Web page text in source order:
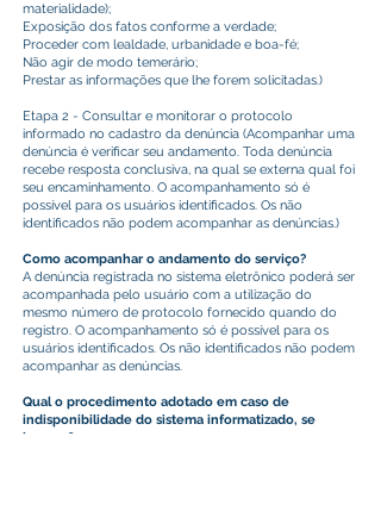
materialidade);
Exposição dos fatos conforme a verdade;
Proceder com lealdade, urbanidade e boa-fé;
Não agir de modo temerário;
Prestar as informações que lhe forem solicitadas.)
Etapa 2 - Consultar e monitorar o protocolo
informado no cadastro da denúncia (Acompanhar uma
denúncia é verificar seu andamento. Toda denúncia
recebe resposta conclusiva, na qual se externa qual foi
seu encaminhamento. O acompanhamento só é
possível para os usuários identificados. Os não
identificados não podem acompanhar as denúncias.)
Como acompanhar o andamento do serviço?
A denúncia registrada no sistema eletrônico poderá ser
acompanhada pelo usuário com a utilização do
mesmo número de protocolo fornecido quando do
registro. O acompanhamento só é possível para os
usuários identificados. Os não identificados não podem
acompanhar as denúncias.
Qual o procedimento adotado em caso de
indisponibilidade do sistema informatizado, se
houver?